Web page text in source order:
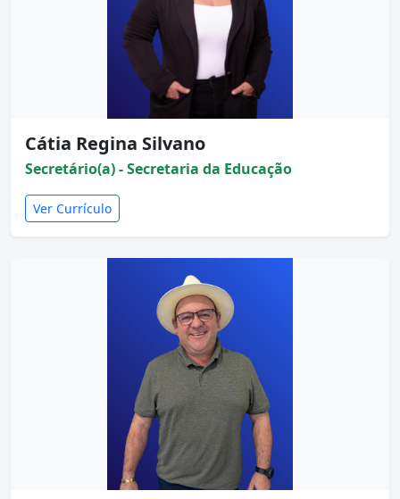
Cátia Regina Silvano
Secretário(a) - Secretaria da Educação
Ver Currículo